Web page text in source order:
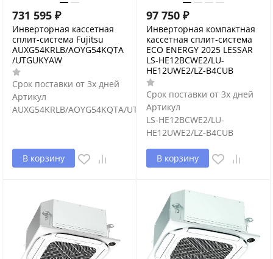
731 595 ₽
Инверторная кассетная
сплит-система Fujitsu
AUXG54KRLB/AOYG54KQTA
/UTGUKYAW
Срок поставки от 3х дней
Артикул
AUXG54KRLB/AOYG54KQTA/UTGUKYAW
В корзину
97 750 ₽
Инверторная компактная
кассетная сплит-система
ECO ENERGY 2025 LESSAR
LS-HE12BCWE2/LU-
HE12UWE2/LZ-B4CUB
Срок поставки от 3х дней
Артикул
LS-HE12BCWE2/LU-
HE12UWE2/LZ-B4CUB
В корзину